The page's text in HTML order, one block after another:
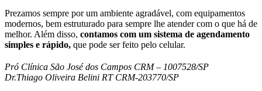
Prezamos sempre por um ambiente agradável, com equipamentos
modernos, bem estruturado para sempre lhe atender com o que há de
melhor. Além disso, contamos com um sistema de agendamento
simples e rápido, que pode ser feito pelo celular.
Pró Clínica São José dos Campos CRM – 1007528/SP
Dr.Thiago Oliveira Belini RT CRM-203770/SP